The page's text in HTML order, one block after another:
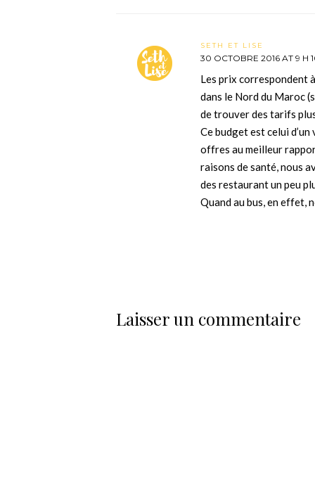
SETH ET LISE
30 OCTOBRE 2016 AT 9 H
Les prix correspondent
dans le Nord du Maroc
de trouver des tarifs
Ce budget est celui
offres au meilleur
raisons de santé, nous
des restaurant un peu
Quand au bus, en effet,
Laisser un commentaire